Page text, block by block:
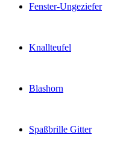
Fenster-Ungeziefer
Knallteufel
Blashorn
Spaßbrille Gitter